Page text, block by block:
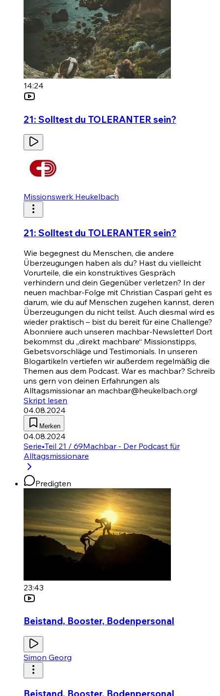
14:24
21: Solltest du TOLERANTER sein?
Missionswerk Heukelbach
21: Solltest du TOLERANTER sein?
Wie begegnest du Menschen, die andere
Überzeugungen haben als du? Hast du vielleicht
Vorurteile, die ein konstruktives Gespräch
verhindern und dein Gegenüber verletzen? In der
neuen machbar-Folge mit Christian Caspari geht es
darum, wie du auf Menschen zugehen kannst, deren
Überzeugungen du nicht teilst. Auch diesmal wird es
wieder praktisch – bist du bereit für eine Challenge?
Abonniere auch unseren machbar-Newsletter! Dort
bekommst du „direkt machbare“ Missionstipps,
Gebetsvorschläge und Testimonials. In unseren
Blogartikeln vertiefen wir außerdem regelmäßig die
Themen aus dem Podcast. War es machbar? Schreib
uns gern von deinen Erfahrungen als
Alltagsmissionar an machbar@heukelbach.org!
Skript lesen
04.08.2024
Merken
04.08.2024
Serie•Teil 21 / 69Machbar - Der Podcast für
Alltagsmissionare
Predigten
23:43
Beistand, Booster, Bodenpersonal
Simon Georg
Beistand, Booster, Bodenpersonal